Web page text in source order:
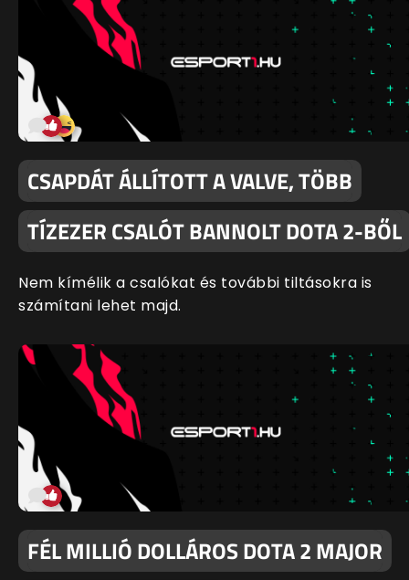
CSAPDÁT ÁLLÍTOTT A VALVE, TÖBB
TÍZEZER CSALÓT BANNOLT DOTA 2-BŐL
Nem kímélik a csalókat és további tiltásokra is
számítani lehet majd.
FÉL MILLIÓ DOLLÁROS DOTA 2 MAJOR